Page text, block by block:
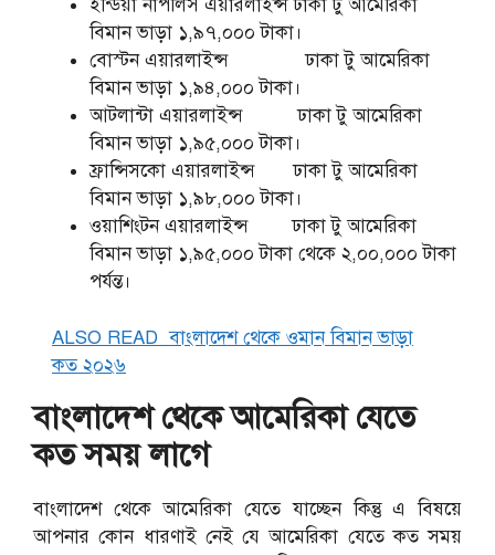
ইন্ডিয়া নাপলিস এয়ারলাইন্স ঢাকা টু আমেরিকা
বিমান ভাড়া ১,৯৭,০০০ টাকা।
বোস্টন এয়ারলাইন্স ঢাকা টু আমেরিকা
বিমান ভাড়া ১,৯৪,০০০ টাকা।
আটলান্টা এয়ারলাইন্স ঢাকা টু আমেরিকা
বিমান ভাড়া ১,৯৫,০০০ টাকা।
ফ্রান্সিসকো এয়ারলাইন্স ঢাকা টু আমেরিকা
বিমান ভাড়া ১,৯৮,০০০ টাকা।
ওয়াশিংটন এয়ারলাইন্স ঢাকা টু আমেরিকা
বিমান ভাড়া ১,৯৫,০০০ টাকা থেকে ২,০০,০০০ টাকা
পর্যন্ত।
ALSO READ বাংলাদেশ থেকে ওমান বিমান ভাড়া
কত ২০২৬
বাংলাদেশ থেকে আমেরিকা যেতে
কত সময় লাগে
বাংলাদেশ থেকে আমেরিকা যেতে যাচ্ছেন কিন্তু এ বিষয়ে
আপনার কোন ধারণাই নেই যে আমেরিকা যেতে কত সময়